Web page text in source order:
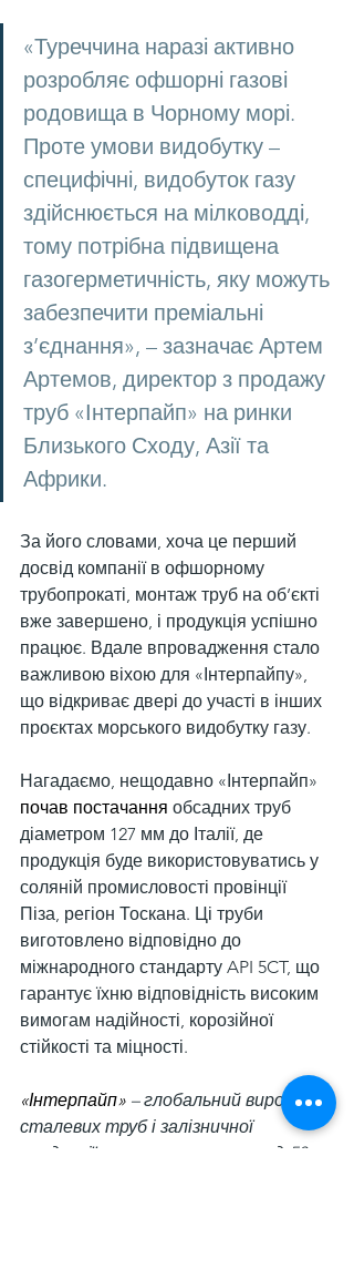
«Туреччина наразі активно
розробляє офшорні газові
родовища в Чорному морі.
Проте умови видобутку –
специфічні, видобуток газу
здійснюється на мілководді,
тому потрібна підвищена
газогерметичність, яку можуть
забезпечити преміальні
з’єднання», – зазначає Артем
Артемов, директор з продажу
труб «Інтерпайп» на ринки
Близького Сходу, Азії та
Африки.
За його словами, хоча це перший
досвід компанії в офшорному
трубопрокаті, монтаж труб на об’єкті
вже завершено, і продукція успішно
працює. Вдале впровадження стало
важливою віхою для «Інтерпайпу»,
що відкриває двері до участі в інших
проєктах морського видобутку газу.
Нагадаємо, нещодавно «Інтерпайп»
почав постачання обсадних труб
діаметром 127 мм до Італії, де
продукція буде використовуватись у
соляній промисловості провінції
Піза, регіон Тоскана. Ці труби
виготовлено відповідно до
міжнародного стандарту API 5CT, що
гарантує їхню відповідність високим
вимогам надійності, корозійної
стійкості та міцності.
«Інтерпайп» – глобальний виробник
сталевих труб і залізничної
продукції, яку постачає у понад 50